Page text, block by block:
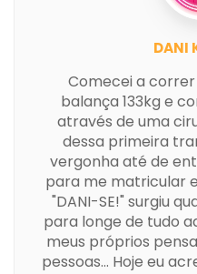
DANI
Comecei a
balança 133kg e
através de uma
dessa primeira
vergonha até de
para me matricular
"DANI-SE!" surgiu
para longe de tudo
meus próprios
pessoas... Hoje eu